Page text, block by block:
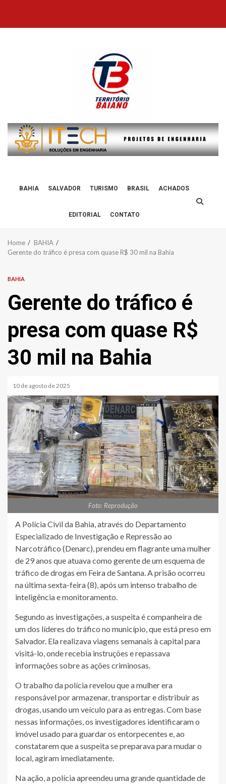
content
BAHIA SALVADOR TURISMO BRASIL ACHADOS
EDITORIAL CONTATO
Home
BAHIA
Gerente do tráfico é presa com quase R$ 30 mil na Bahia
BAHIA
Gerente do tráfico é
presa com quase R$
30 mil na Bahia
10 de agosto de 2025
Foto: Reprodução
A Polícia Civil da Bahia, através do Departamento
Especializado de Investigação e Repressão ao
Narcotráfico (Denarc), prendeu em flagrante uma mulher
de 29 anos que atuava como gerente de um esquema de
tráfico de drogas em Feira de Santana. A prisão ocorreu
na última sexta-feira (8), após um intenso trabalho de
inteligência e monitoramento.
Segundo as investigações, a suspeita é companheira de
um dos líderes do tráfico no município, que está preso em
Salvador. Ela realizava viagens semanais à capital para
visitá-lo, onde recebia instruções e repassava
informações sobre as ações criminosas.
O trabalho da polícia revelou que a mulher era
responsável por armazenar, transportar e distribuir as
drogas, usando um veículo para as entregas. Com base
nessas informações, os investigadores identificaram o
imóvel usado para guardar os entorpecentes e, ao
constatarem que a suspeita se preparava para mudar o
local, agiram imediatamente.
Na ação, a polícia apreendeu uma grande quantidade de